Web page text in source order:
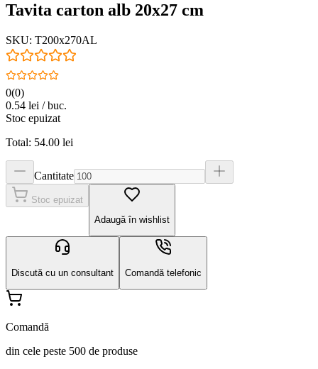
Tavita carton alb 20x27 cm
SKU: T200x270AL
0(0)
0.54 lei / buc.
Stoc epuizat
Total: 54.00 lei
Cantitate
Stoc epuizat
Adaugă în wishlist
Discută cu un consultant Comandă telefonic
Comandă
din cele peste 500 de produse